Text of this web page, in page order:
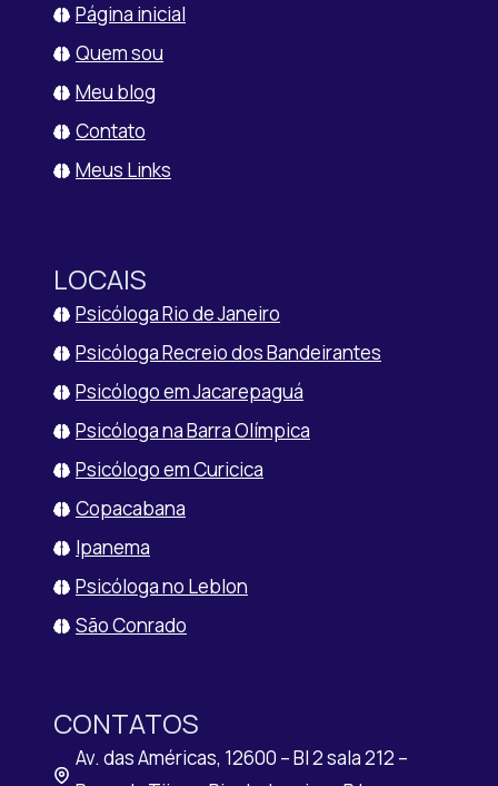
Página inicial
Quem sou
Meu blog
Contato
Meus Links
LOCAIS
Psicóloga Rio de Janeiro
Psicóloga Recreio dos Bandeirantes
Psicólogo em Jacarepaguá
Psicóloga na Barra Olímpica
Psicólogo em Curicica
Copacabana
Ipanema
Psicóloga no Leblon
São Conrado
CONTATOS
Av. das Américas, 12600 – Bl 2 sala 212 –